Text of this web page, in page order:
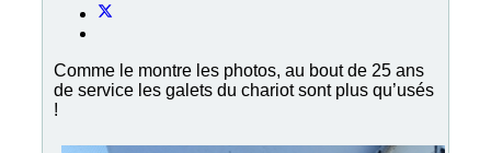
Comme le montre les photos, au bout de 25 ans
de service les galets du chariot sont plus qu’usés
!